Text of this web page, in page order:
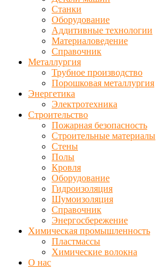
Станки
Оборудование
Аддитивные технологии
Материаловедение
Справочник
Металлургия
Трубное производство
Порошковая металлургия
Энергетика
Электротехника
Строительство
Пожарная безопасность
Строительные материалы
Стены
Полы
Кровля
Оборудование
Гидроизоляция
Шумоизоляция
Справочник
Энергосбережение
Химическая промышленность
Пластмассы
Химические волокна
О нас